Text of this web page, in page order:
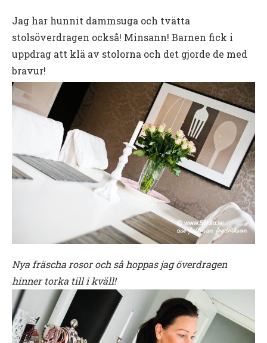
Jag har hunnit dammsuga och tvätta
stolsöverdragen också! Minsann! Barnen fick i
uppdrag att klä av stolorna och det gjorde de med
bravur!
Nya fräscha rosor och så hoppas jag överdragen
hinner torka till i kväll!